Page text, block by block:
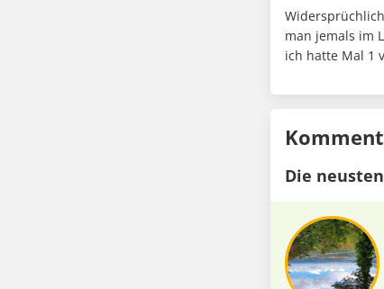
man jemals im
ich hatte Mal 1
Die